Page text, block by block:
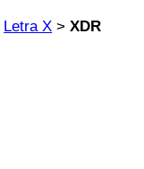
Letra X >XDR